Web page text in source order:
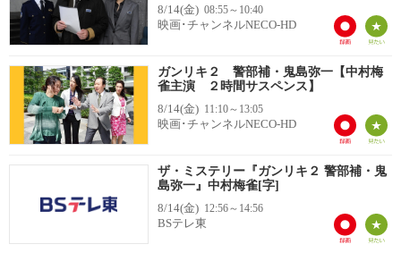
8/14(金) 08:55～10:40
映画･チャンネルNECO-HD
ガンリキ２ 警部補・鬼島弥一【中村梅
雀主演 ２時間サスペンス】
8/14(金) 11:10～13:05
映画･チャンネルNECO-HD
ザ・ミステリー『ガンリキ２ 警部補・鬼
島弥一』中村梅雀[字]
8/14(金) 12:56～14:56
BSテレ東